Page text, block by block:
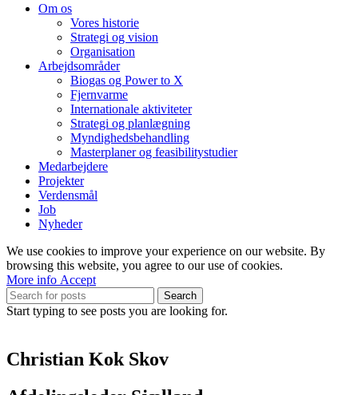
Om os
Vores historie
Strategi og vision
Organisation
Arbejdsområder
Biogas og Power to X
Fjernvarme
Internationale aktiviteter
Strategi og planlægning
Myndighedsbehandling
Masterplaner og feasibilitystudier
Medarbejdere
Projekter
Verdensmål
Job
Nyheder
We use cookies to improve your experience on our website. By
browsing this website, you agree to our use of cookies.
More info More
info
Accept
Search
Start typing to see posts you are looking for.
Christian Kok Skov